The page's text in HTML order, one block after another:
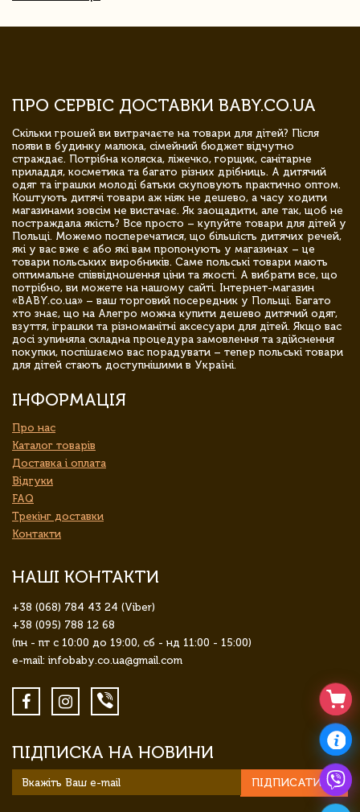
ПРО СЕРВІС ДОСТАВКИ BABY.CO.UA
Скільки грошей ви витрачаєте на товари для дітей? Після
появи в будинку малюка, сімейний бюджет відчутно
страждає. Потрібна коляска, ліжечко, горщик, санітарне
приладдя, косметика та багато різних дрібниць. А дитячий
одяг та іграшки молоді батьки скуповують практично оптом.
Коштують дитячі товари аж ніяк не дешево, а часу ходити
магазинами зовсім не вистачає. Як заощадити, але так, щоб не
постраждала якість? Все просто – купуйте товари для дітей у
Польщі. Можемо посперечатися, що більшість дитячих речей,
які у вас вже є або які вам пропонують у магазинах – це
товари польських виробників. Саме польські товари мають
оптимальне співвідношення ціни та якості. А вибрати все, що
потрібно, ви можете на нашому сайті. Інтернет-магазин
«BABY.co.ua» – ваш торговий посередник у Польщі. Багато
хто знає, що на Алегро можна купити дешево дитячий одяг,
взуття, іграшки та різноманітні аксесуари для дітей. Якщо вас
досі зупиняла складна процедура замовлення та здійснення
покупки, поспішаємо вас порадувати – тепер польські товари
для дітей стають доступнішими в Україні.
ІНФОРМАЦІЯ
Про нас
Каталог товарів
Доставка і оплата
Відгуки
FAQ
Трекінг доставки
Контакти
НАШІ КОНТАКТИ
+38 (068) 784 43 24 (Viber)
+38 (095) 788 12 68
(пн - пт с 10:00 до 19:00, сб - нд 11:00 - 15:00)
e-mail: infobaby.co.ua@gmail.com
ПІДПИСКА НА НОВИНИ
ПІДПИСАТИСЯ